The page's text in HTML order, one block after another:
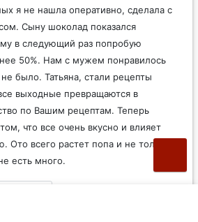
я не нашла оперативно, сделала с
Сыну шоколад показался
в следующий раз попробую
50%. Нам с мужем понравилось
было. Татьяна, стали рецепты
выходные превращаются в
по Вашим рецептам. Теперь
что все очень вкусно и влияет
Ото всего растет попа и не только,
есть много.